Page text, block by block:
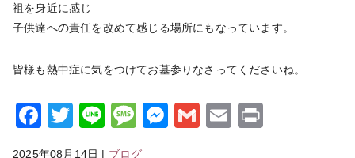
祖を身近に感じ
子供達への責任を改めて感じる場所にもなっています。
皆様も熱中症に気をつけてお墓参りなさってくださいね。
Facebook
Twitter
LineMessage
Messenger
GmailEmail
2025年08月14日 | ブログ